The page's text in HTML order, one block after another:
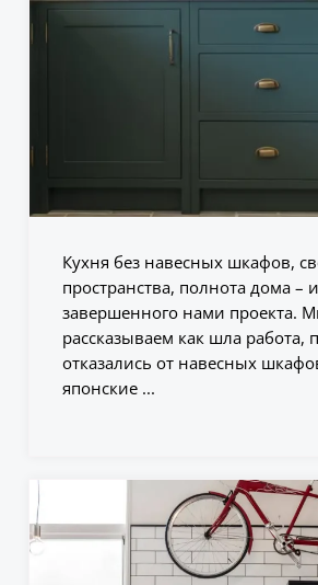
Кухня без навесных шкафов,
пространства, полнота дома –
завершенного нами проекта.
рассказываем как шла работа,
отказались от навесных
японские ...